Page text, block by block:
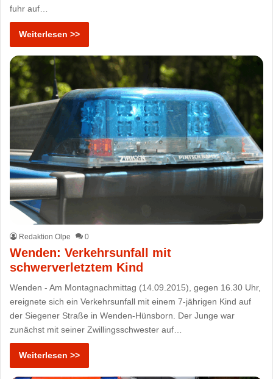
fuhr auf…
Weiterlesen >>
Redaktion Olpe 0
Wenden: Verkehrsunfall mit
schwerverletztem Kind
Wenden - Am Montagnachmittag (14.09.2015), gegen 16.30 Uhr,
ereignete sich ein Verkehrsunfall mit einem 7-jährigen Kind auf
der Siegener Straße in Wenden-Hünsborn. Der Junge war
zunächst mit seiner Zwillingsschwester auf…
Weiterlesen >>